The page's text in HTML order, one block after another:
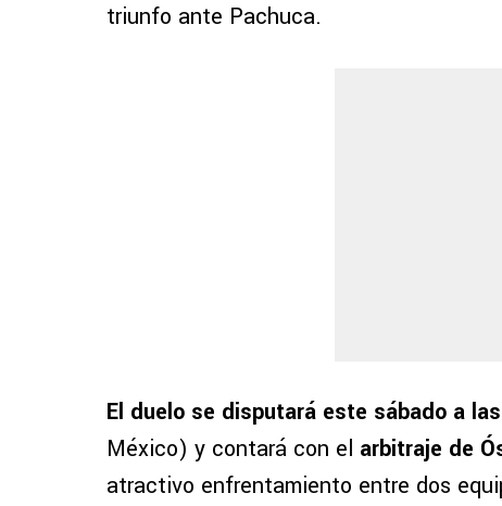
triunfo ante Pachuca.
El duelo se disputará este sábado a
México) y contará con el arbitraje de
atractivo enfrentamiento entre dos